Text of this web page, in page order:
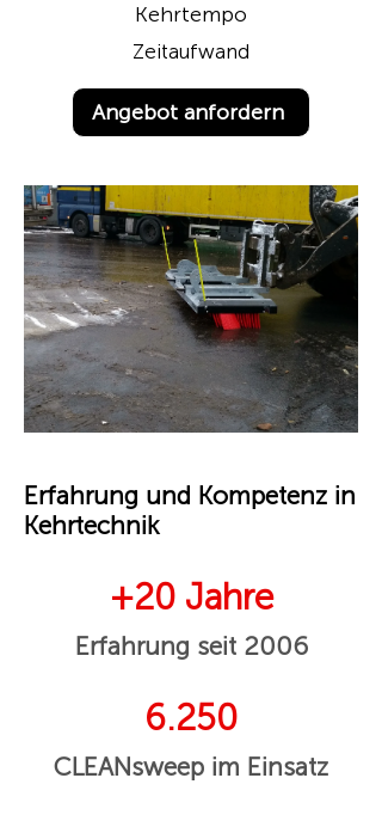
Kehrtempo
Zeitaufwand
Angebot anfordern
Erfahrung und Kompetenz in
Kehrtechnik
+20 Jahre
Erfahrung seit 2006
6.250
CLEANsweep im Einsatz